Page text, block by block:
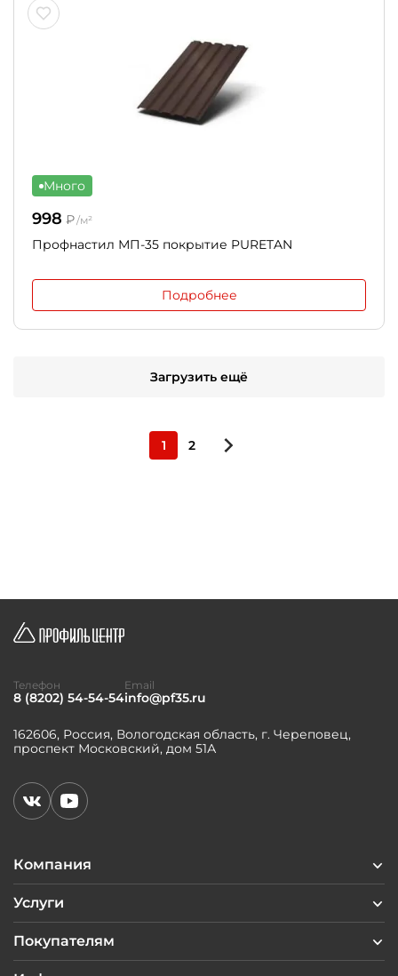
Много
998 ₽/м²
Профнастил МП-35 покрытие PURETAN
Подробнее
Загрузить ещё
1 2
Компания
Услуги
Покупателям
162606, Россия, Вологодская область, г. Череповец,
проспект Московский, дом 51А
Телефон
8 (8202) 54-54-54
Email
info@pf35.ru